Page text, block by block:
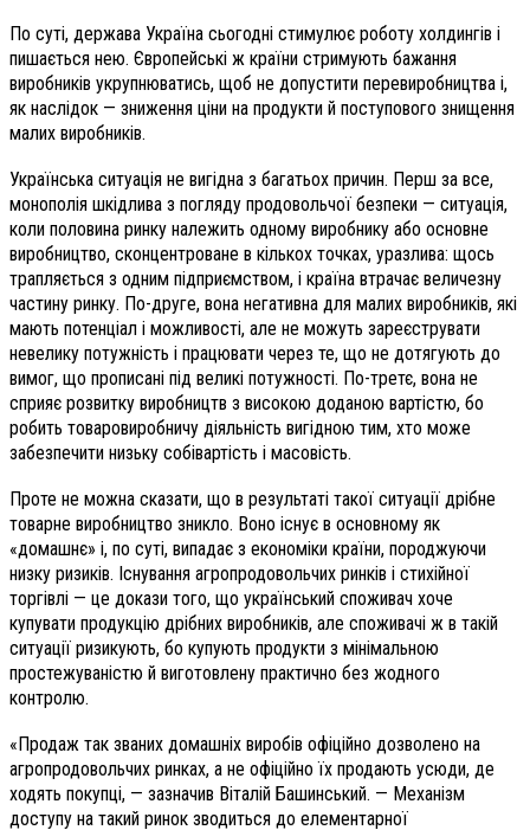
По суті, держава Україна сьогодні стимулює роботу холдингів і
пишається нею. Європейські ж країни стримують бажання
виробників укрупнюватись, щоб не допустити перевиробництва і,
як наслідок — зниження ціни на продукти й поступового знищення
малих виробників.
Українська ситуація не вигідна з багатьох причин. Перш за все,
монополія шкідлива з погляду продовольчої безпеки — ситуація,
коли половина ринку належить одному виробнику або основне
виробництво, сконцентроване в кількох точках, уразлива: щось
трапляється з одним підприємством, і країна втрачає величезну
частину ринку. По-друге, вона негативна для малих виробників, які
мають потенціал і можливості, але не можуть зареєструвати
невелику потужність і працювати через те, що не дотягують до
вимог, що прописані під великі потужності. По-третє, вона не
сприяє розвитку виробництв з високою доданою вартістю, бо
робить товаровиробничу діяльність вигідною тим, хто може
забезпечити низьку собівартість і масовість.
Проте не можна сказати, що в результаті такої ситуації дрібне
товарне виробництво зникло. Воно існує в основному як
«домашнє» і, по суті, випадає з економіки країни, породжуючи
низку ризиків. Існування агропродовольчих ринків і стихійної
торгівлі — це докази того, що український споживач хоче
купувати продукцію дрібних виробників, але споживачі ж в такій
ситуації ризикують, бо купують продукти з мінімальною
простежуваністю й виготовлену практично без жодного
контролю.
«Продаж так званих домашніх виробів офіційно дозволено на
агропродовольчих ринках, а не офіційно їх продають усюди, де
ходять покупці, — зазначив Віталій Башинський. — Механізм
доступу на такий ринок зводиться до елементарної